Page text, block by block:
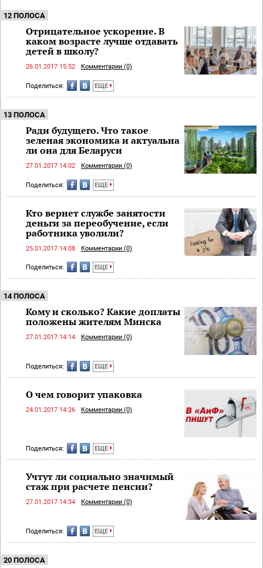
12 ПОЛОСА
Отрицательное ускорение. В
каком возрасте лучше отдавать
детей в школу?
26.01.2017 15:52 Комментарии (0)
Поделиться: ЕЩЕ
13 ПОЛОСА
Ради будущего. Что такое
зеленая экономика и актуальна
ли она для Беларуси
27.01.2017 14:02 Комментарии (0)
Поделиться: ЕЩЕ
Кто вернет службе занятости
деньги за переобучение, если
работника уволили?
25.01.2017 14:08 Комментарии (0)
Поделиться: ЕЩЕ
14 ПОЛОСА
Кому и сколько? Какие доплаты
положены жителям Минска
27.01.2017 14:14 Комментарии (0)
Поделиться: ЕЩЕ
О чем говорит упаковка
24.01.2017 14:26 Комментарии (0)
Поделиться: ЕЩЕ
Учтут ли социально значимый
стаж при расчете пенсии?
27.01.2017 14:34 Комментарии (0)
Поделиться: ЕЩЕ
20 ПОЛОСА